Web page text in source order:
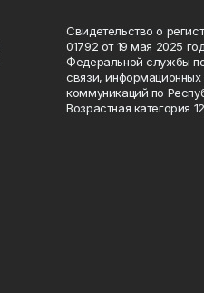
Свидетельство о
01792 от 19 мая 2025
Федеральной службы
связи,
коммуникаций по
Возрастная категория